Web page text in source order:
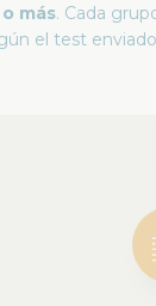
más. Cada
el test